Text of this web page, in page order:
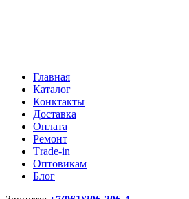
Главная
Каталог
Конктакты
Доставка
Оплата
Ремонт
Тrade-in
Оптовикам
Блог